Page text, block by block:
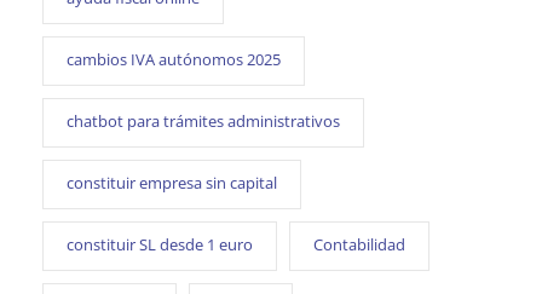
cambios IVA autónomos 2025
chatbot para trámites administrativos
constituir empresa sin capital
constituir SL desde 1 euro Contabilidad